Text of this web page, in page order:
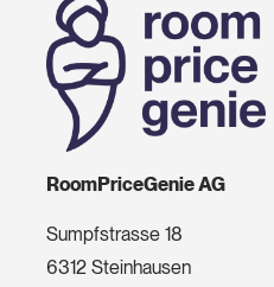
RoomPriceGenie AG
Sumpfstrasse 18
6312 Steinhausen